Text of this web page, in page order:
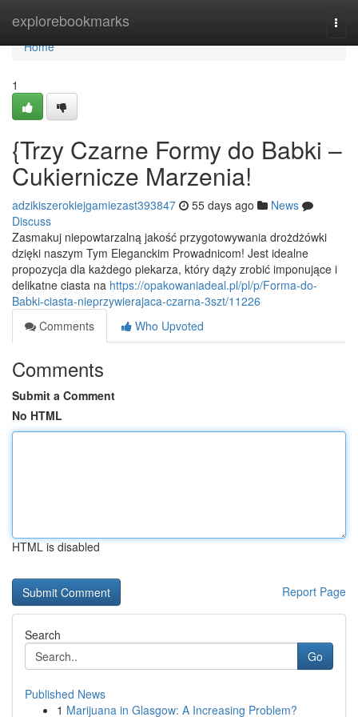
explorebookmarks
Home
Home
1
{Trzy Czarne Formy do Babki –
Cukiernicze Marzenia!
adzikiszerokiejgamiezast393847 55 days ago
News
Discuss
Zasmakuj niepowtarzalną jakość przygotowywania drożdżówki
dzięki naszym Tym Eleganckim Prowadnicom! Jest idealne
propozycja dla każdego piekarza, który dąży zrobić imponujące i
delikatne ciasta na https://opakowaniadeal.pl/pl/p/Forma-do-
Babki-ciasta-nieprzywierajaca-czarna-3szt/11226
Comments
Who Upvoted
Comments
Submit a Comment
No HTML
HTML is disabled
Report Page
Search
Go
Published News
1 Marijuana in Glasgow: A Increasing Problem?